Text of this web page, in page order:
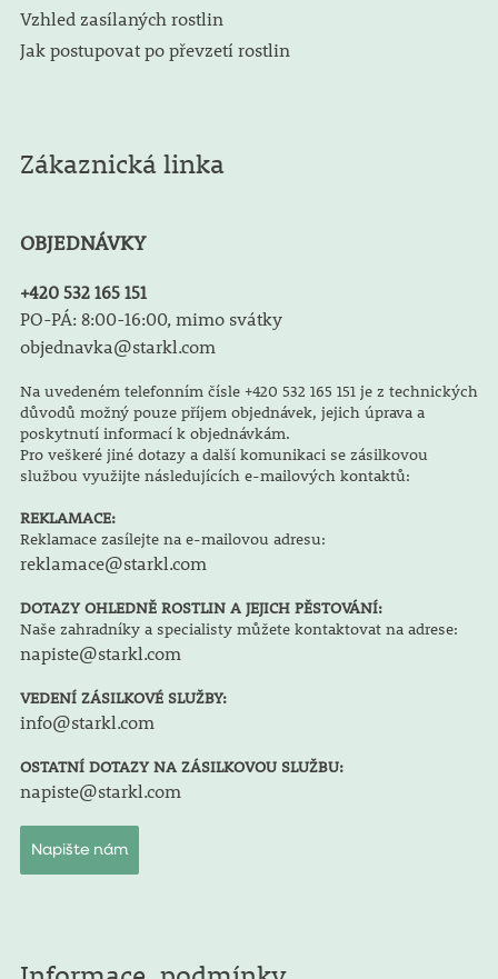
Vzhled zasílaných rostlin
Jak postupovat po převzetí rostlin
Zákaznická linka
OBJEDNÁVKY
+420 532 165 151
PO-PÁ: 8:00-16:00, mimo svátky
objednavka@starkl.com
Na uvedeném telefonním čísle +420 532 165 151 je z technických
důvodů možný pouze příjem objednávek, jejich úprava a
poskytnutí informací k objednávkám.
Pro veškeré jiné dotazy a další komunikaci se zásilkovou
službou využijte následujících e-mailových kontaktů:
REKLAMACE:
Reklamace zasílejte na e-mailovou adresu:
reklamace@starkl.com
DOTAZY OHLEDNĚ ROSTLIN A JEJICH PĚSTOVÁNÍ:
Naše zahradníky a specialisty můžete kontaktovat na adrese:
napiste@starkl.com
VEDENÍ ZÁSILKOVÉ SLUŽBY:
info@starkl.com
OSTATNÍ DOTAZY NA ZÁSILKOVOU SLUŽBU:
napiste@starkl.com
Napište nám